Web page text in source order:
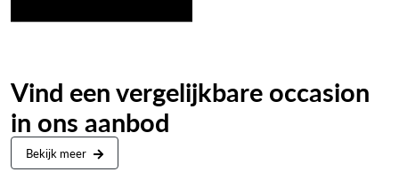
Vind een vergelijkbare occasion
in ons aanbod
Bekijk meer